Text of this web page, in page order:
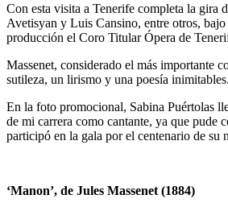
Con esta visita a Tenerife completa la gira
Avetisyan y Luis Cansino, entre otros,
producción el Coro Titular Ópera de
Massenet, considerado el más importante
sutileza, un lirismo y una poesía
En la foto promocional, Sabina Puértolas
de mi carrera como cantante, ya que pude
participó en la gala por el centenario de
‘Manon’, de Jules Massenet (1884)